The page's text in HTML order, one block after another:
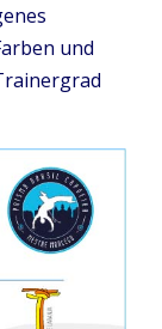
und